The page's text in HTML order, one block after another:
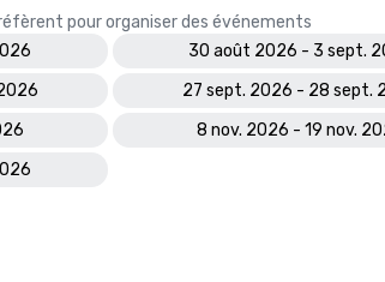
pour organiser des événements
30 août 2026 - 3 sept.
27 sept. 2026 - 28 sept.
8 nov. 2026 - 19 nov.